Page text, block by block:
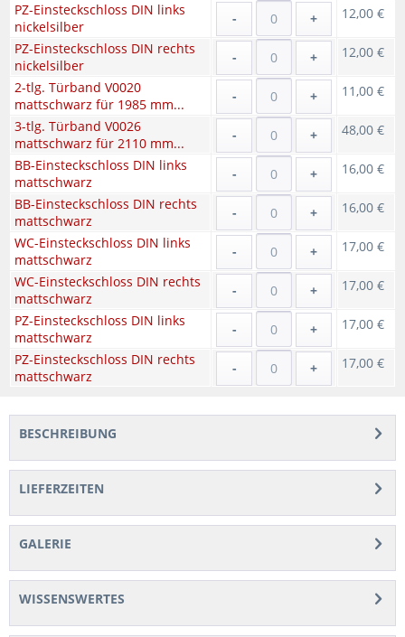
PZ-Einsteckschloss DIN links
nickelsilber
- + 12,00 €
PZ-Einsteckschloss DIN rechts
nickelsilber
- + 12,00 €
2-tlg. Türband V0020
mattschwarz für 1985 mm...
- + 11,00 €
3-tlg. Türband V0026
mattschwarz für 2110 mm...
- + 48,00 €
BB-Einsteckschloss DIN links
mattschwarz
- + 16,00 €
BB-Einsteckschloss DIN rechts
mattschwarz
- + 16,00 €
WC-Einsteckschloss DIN links
mattschwarz
- + 17,00 €
WC-Einsteckschloss DIN rechts
mattschwarz
- + 17,00 €
PZ-Einsteckschloss DIN links
mattschwarz
- + 17,00 €
PZ-Einsteckschloss DIN rechts
mattschwarz
- + 17,00 €
BESCHREIBUNG
LIEFERZEITEN
GALERIE
WISSENSWERTES